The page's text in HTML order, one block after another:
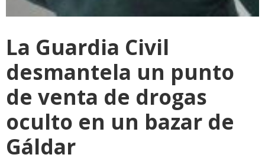
La Guardia Civil
desmantela un punto
de venta de drogas
oculto en un bazar de
Gáldar